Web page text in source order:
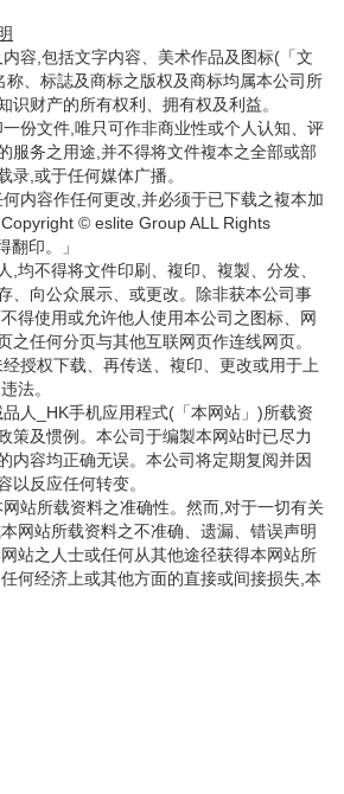
容,包括文字内容、美术作品及图标(「文
、标誌及商标之版权及商标均属本公司所
识财产的所有权利、拥有权及利益。
份文件,唯只可作非商业性或个人认知、评
服务之用途,并不得将文件複本之全部或部
录,或于任何媒体广播。
内容作任何更改,并必须于已下载之複本加
© eslite Group ALL Rights
翻印。」
,均不得将文件印刷、複印、複製、分发、
、向公众展示、或更改。除非获本公司事
得使用或允许他人使用本公司之图标、网
之任何分页与其他互联网页作连线网页。
授权下载、再传送、複印、更改或用于上
法。
人_HK手机应用程式(「本网站」)所载资
策及惯例。本公司于编製本网站时已尽力
内容均正确无误。本公司将定期复阅并因
以反应任何转变。
站所载资料之准确性。然而,对于一切有关
网站所载资料之不准确、遗漏、错误声明
站之人士或任何从其他途径获得本网站所
何经济上或其他方面的直接或间接损失,本